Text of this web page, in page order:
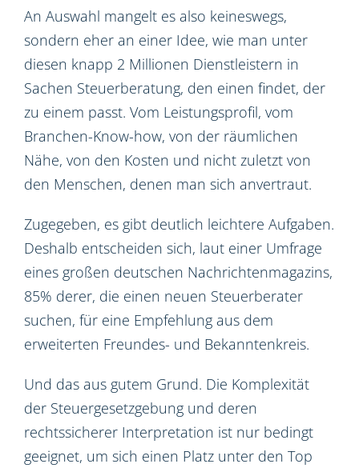
An Auswahl mangelt es also keineswegs,
sondern eher an einer Idee, wie man unter
diesen knapp 2 Millionen Dienstleistern in
Sachen Steuerberatung, den einen findet, der
zu einem passt. Vom Leistungsprofil, vom
Branchen-Know-how, von der räumlichen
Nähe, von den Kosten und nicht zuletzt von
den Menschen, denen man sich anvertraut.
Zugegeben, es gibt deutlich leichtere Aufgaben.
Deshalb entscheiden sich, laut einer Umfrage
eines großen deutschen Nachrichtenmagazins,
85% derer, die einen neuen Steuerberater
suchen, für eine Empfehlung aus dem
erweiterten Freundes- und Bekanntenkreis.
Und das aus gutem Grund. Die Komplexität
der Steuergesetzgebung und deren
rechtssicherer Interpretation ist nur bedingt
geeignet, um sich einen Platz unter den Top